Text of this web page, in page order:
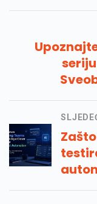
zdravlja i